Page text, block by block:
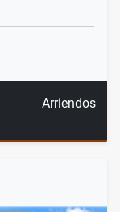
Arriendos